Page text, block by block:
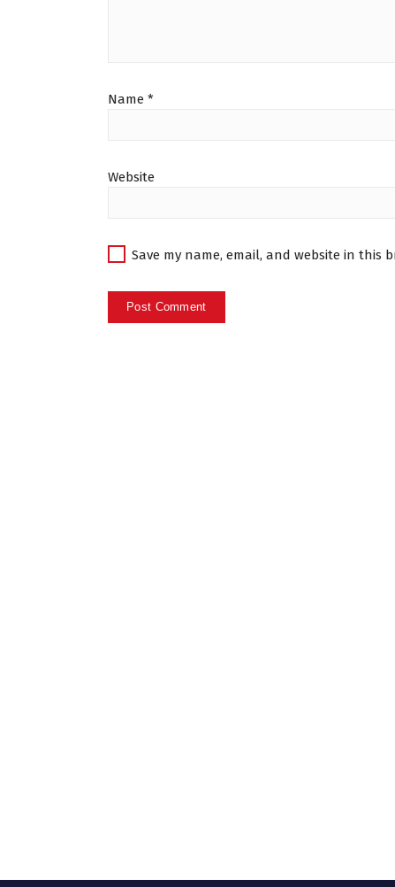
Name *
Website
Save my name, email, and website in this